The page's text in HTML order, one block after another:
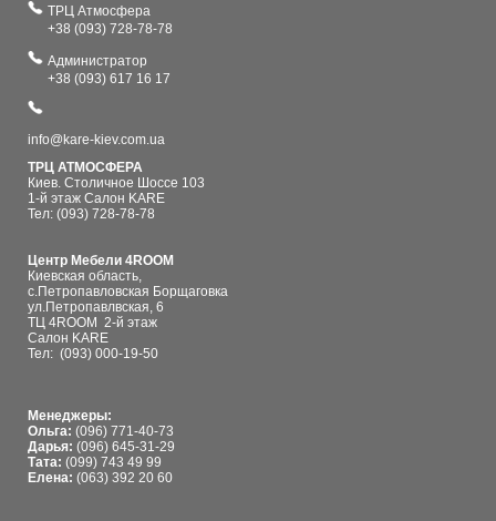
ТРЦ Атмосфера
+38 (093) 728-78-78
Администратор
+38 (093) 617 16 17
info@kare-kiev.com.ua
ТРЦ АТМОСФЕРА
Киев. Столичное Шоссе 103
1-й этаж Салон KARE
Тел: (093) 728-78-78
Центр Мебели 4ROOM
Киевская область,
с.Петропавловская Борщаговка
ул.Петропавлвская, 6
ТЦ 4ROOM 2-й этаж
Салон KARE
Тел: (093) 000-19-50
Менеджеры:
Ольга: (096) 771-40-73
Дарья: (096) 645-31-29
Тата: (099) 743 49 99
Елена: (063) 392 20 60